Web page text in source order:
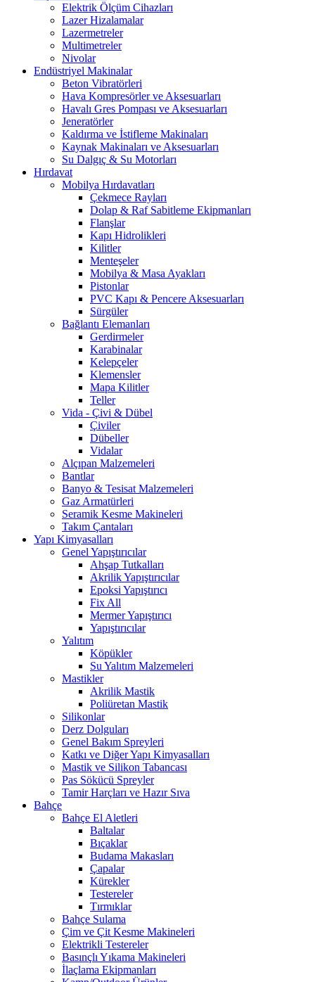
Elektrik Ölçüm Cihazları
Lazer Hizalamalar
Lazermetreler
Multimetreler
Nivolar
Endüstriyel Makinalar
Beton Vibratörleri
Hava Kompresörler ve Aksesuarları
Havalı Gres Pompası ve Aksesuarları
Jeneratörler
Kaldırma ve İstifleme Makinaları
Kaynak Makinaları ve Aksesuarları
Su Dalgıç & Su Motorları
Hırdavat
Mobilya Hırdavatları
Çekmece Rayları
Dolap & Raf Sabitleme Ekipmanları
Flanşlar
Kapı Hidrolikleri
Kilitler
Menteşeler
Mobilya & Masa Ayakları
Pistonlar
PVC Kapı & Pencere Aksesuarları
Sürgüler
Bağlantı Elemanları
Gerdirmeler
Karabinalar
Kelepçeler
Klemensler
Mapa Kilitler
Teller
Vida - Çivi & Dübel
Çiviler
Dübeller
Vidalar
Alçıpan Malzemeleri
Bantlar
Banyo & Tesisat Malzemeleri
Gaz Armatürleri
Seramik Kesme Makineleri
Takım Çantaları
Yapı Kimyasalları
Genel Yapıştırıcılar
Ahşap Tutkalları
Akrilik Yapıştırıcılar
Epoksi Yapıştırıcı
Fix All
Mermer Yapıştırıcı
Yapıştırıcılar
Yalıtım
Köpükler
Su Yalıtım Malzemeleri
Mastikler
Akrilik Mastik
Poliüretan Mastik
Silikonlar
Derz Dolguları
Genel Bakım Spreyleri
Katkı ve Diğer Yapı Kimyasalları
Mastik ve Silikon Tabancası
Pas Sökücü Spreyler
Tamir Harçları ve Hazır Sıva
Bahçe
Bahçe El Aletleri
Baltalar
Bıçaklar
Budama Makasları
Çapalar
Kürekler
Testereler
Tırmıklar
Bahçe Sulama
Çim ve Çit Kesme Makineleri
Elektrikli Testereler
Basınçlı Yıkama Makineleri
İlaçlama Ekipmanları